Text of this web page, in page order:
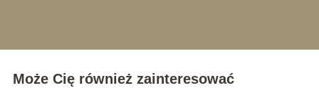
Może Cię również zainteresować